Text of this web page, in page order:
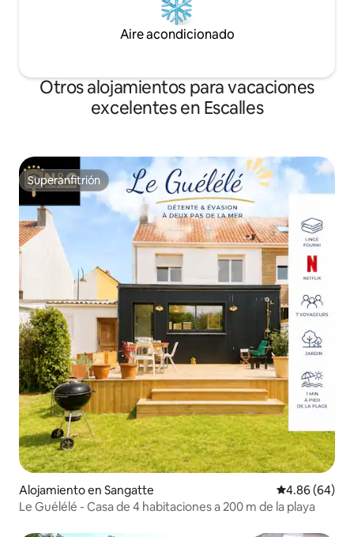
Aire acondicionado
Otros alojamientos para vacaciones
excelentes en Escalles
Superanfitrión
Superanfitrión
Alojamiento en Sangatte Calificación
4.86 (64)
Le Guélélé - Casa de 4 habitaciones a 200 m de la playa